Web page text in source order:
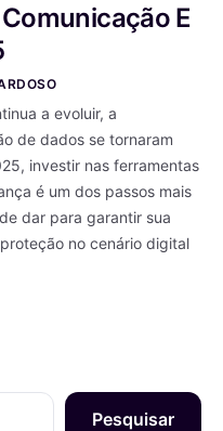
E
a evoluir, a
de dados se tornaram
investir nas ferramentas
é um dos passos mais
dar para garantir sua
no cenário digital
Pesquisar